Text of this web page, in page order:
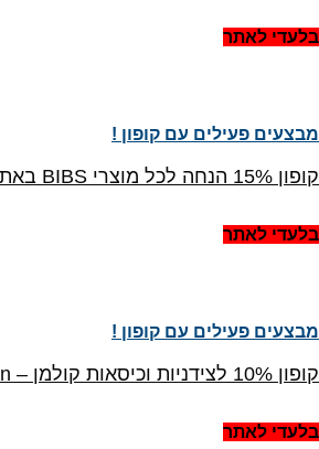
בלעדי לאתר
מבצעים פעילים עם קופון !
קופון 15% הנחה לכל מוצרי BIBS באתר Ksp
בלעדי לאתר
מבצעים פעילים עם קופון !
קופון 10% לצידניות וכיסאות קולמן – Coleman
בלעדי לאתר